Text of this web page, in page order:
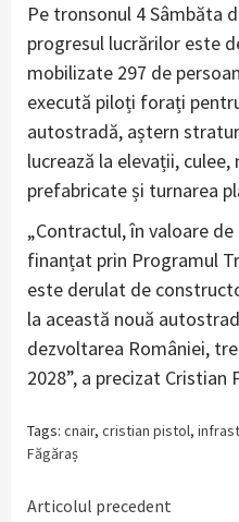
Pe tronsonul 4 Sâmbăta
progresul lucrărilor este
mobilizate 297 de
execută piloți forați
autostradă, aștern
lucrează la elevații,
prefabricate și turnarea
„Contractul, în valoare
finanțat prin Programul
este derulat de
la această nouă
dezvoltarea României,
2028”, a precizat Cristian
Tags: cnair, cristian pistol,
Făgăraș
Continue
Articolul precedent